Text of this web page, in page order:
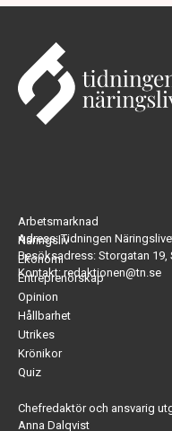
Adress: Tidningen
Besöksadress: Storgatan 19,
Kontakt: redaktionen@tn.se
Arbetsmarknad
Näringsliv
Ekonomi
Entreprenörskap
Opinion
Hållbarhet
Utrikes
Krönikor
Quiz
Chefredaktör och ansvarig
Anna Dalqvist